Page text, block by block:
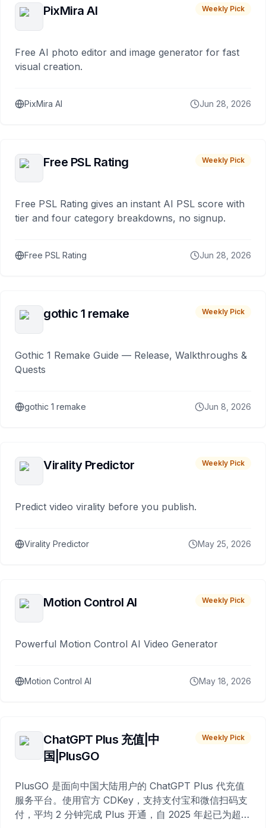
PixMira AI Weekly Pick
Free AI photo editor and image generator for fast
visual creation.
PixMira AI Jun 28, 2026
Free PSL Rating Weekly Pick
Free PSL Rating gives an instant AI PSL score with
tier and four category breakdowns, no signup.
Free PSL Rating Jun 28, 2026
gothic 1 remake Weekly Pick
Gothic 1 Remake Guide — Release, Walkthroughs &
Quests
gothic 1 remake Jun 8, 2026
Virality Predictor Weekly Pick
Predict video virality before you publish.
Virality Predictor May 25, 2026
Motion Control AI Weekly Pick
Powerful Motion Control AI Video Generator
Motion Control AI May 18, 2026
ChatGPT Plus 充值|中
国|PlusGO
Weekly Pick
PlusGO 是面向中国大陆用户的 ChatGPT Plus 代充值
服务平台。使用官方 CDKey，支持支付宝和微信扫码支
付，平均 2 分钟完成 Plus 开通，自 2025 年起已为超过